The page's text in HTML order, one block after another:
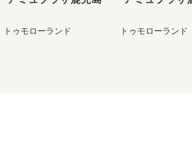
トゥモローランド トゥモローランド